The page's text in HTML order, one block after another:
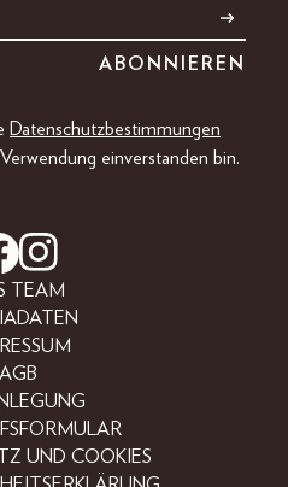
Datenschutzbestimmungen
einverstanden bin.
TEAM
AGB
UND COOKIES